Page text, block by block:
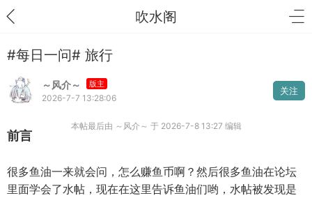
吹水阁
#每日一问# 旅行
～风介～ 版主
2026-7-7 13:28:06
关注
本帖最后由 ～风介～ 于 2026-7-8 13:27 编辑
前言
很多鱼油一来就会问，怎么赚鱼币啊？然后很多鱼油在论坛
里面学会了水帖，现在在这里告诉鱼油们哟，水帖被发现是